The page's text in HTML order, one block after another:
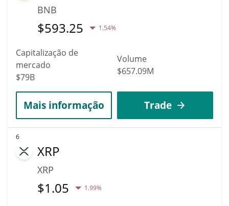
BNB
$593.25 1.54%
Capitalização de
mercado
$79B
Volume
$657.09M
Mais informação Trade
6
XRP
XRP
$1.05 1.99%